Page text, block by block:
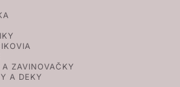
A ZAVINOVAČKY
A DEKY